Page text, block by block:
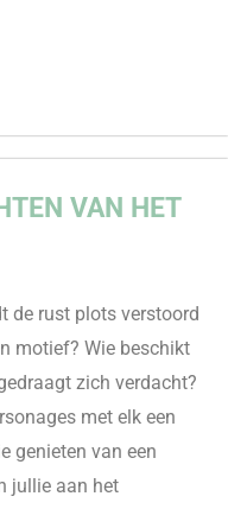
VAN HET
de rust plots verstoord
motief? Wie beschikt
zich verdacht?
met elk een
genieten van een
jullie aan het